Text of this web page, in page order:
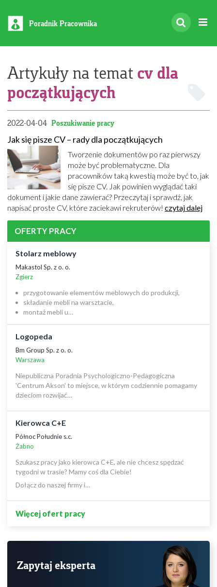
Poradnik Pracownika
Artykuły na temat cv dla
początkujących
2022-04-04 Poszukiwanie pracy
Jak się pisze CV – rady dla początkujących
Tworzenie dokumentów po raz pierwszy
może być problematyczne. Dla
pracowników taką kwestią może być to, jak
się pisze CV. Jak powinien wyglądać taki
dokument i jakie dane zawierać? Przeczytaj i sprawdź, jak
napisać proste CV, które zaciekawi rekruterów! czytaj dalej
OFERTY PRACY
Stolarz meblowy
Makastol Sp. z o. o.
Zgierz
przygotowanie elementów meblowych do produkcji,
składanie mebli na warsztacie,
montaż mebli u…
Logopeda
Bm Group Sp. z o. o.
Warszawa
Niepubliczna Poradnia Psychologiczno-Pedagogiczna
'Centrum Akson' to miejsce, w którym codziennie pomagamy
dzieciom rozwijać…
Kierowca C+E
Północ Południe s.c.
Żabno
Szukasz pracy jako kierowca C+E, ale nie chcesz spędzać
tygodni w trasie? Mamy coś dla Ciebie!
Dołącz do naszej firmy i…
Więcej ofert pracy
Zapytaj eksperta